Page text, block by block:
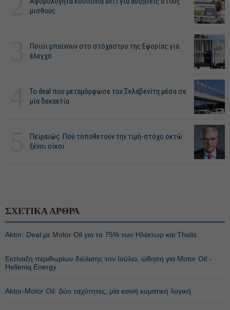
μισθούς
Ποιοι μπαίνουν στο στόχαστρο της Εφορίας για
έλεγχο
Το deal που μεταμόρφωσε τον Σκλαβενίτη μέσα σε
μία δεκαετία
Πειραιώς: Πού τοποθετούν την τιμή-στόχο οκτώ
ξένοι οίκοι
ΣΧΕΤΙΚΑ ΑΡΘΡΑ
Aktor: Deal με Motor Oil για το 75% των Ηλέκτωρ και Thalis
Εκτίναξη περιθωρίων διύλισης τον Ιούλιο, ώθηση για Motor Oil -
Helleniq Energy
Αktor-Motor Oil: Δύο ταχύτητες, μία κοινή κυματική λογική